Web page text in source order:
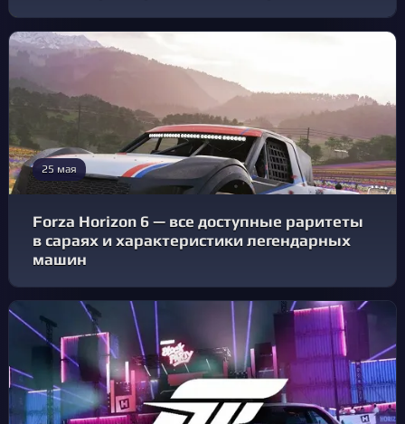
25 мая
Forza Horizon 6 — все доступные раритеты
в сараях и характеристики легендарных
машин